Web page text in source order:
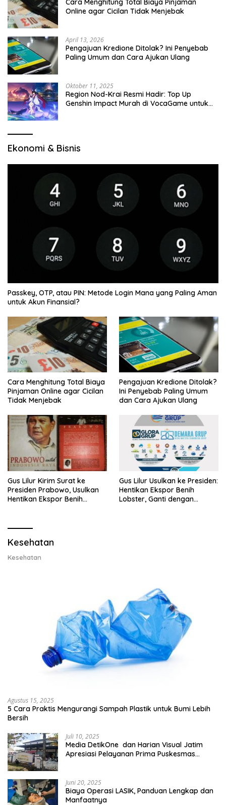
Cara Menghitung Total Biaya Pinjaman
Online agar Cicilan Tidak Menjebak
April 13, 2026
Pengajuan Kredione Ditolak? Ini Penyebab
Paling Umum dan Cara Ajukan Ulang
Oktober 11, 2025
Region Nod-Krai Resmi Hadir: Top Up
Genshin Impact Murah di VocaGame untuk
Ekonomi & Bisnis
Passkey, OTP, atau PIN: Metode Login Mana yang Paling Aman
untuk Akun Finansial?
Cara Menghitung Total Biaya
Pinjaman Online agar Cicilan
Tidak Menjebak
Pengajuan Kredione Ditolak?
Ini Penyebab Paling Umum
dan Cara Ajukan Ulang
Gus Lilur Kirim Surat ke
Presiden Prabowo, Usulkan
Hentikan Ekspor Benih
Gus Lilur Usulkan ke Presiden:
Hentikan Ekspor Benih
Lobster, Ganti dengan
Kesehatan
Kesehatan
Agustus 15, 2025
5 Cara Praktis Mengurangi Sampah Plastik untuk Bumi Lebih
Bersih
Juli 10, 2025
Media DetikOne dan Harian Visual Jatim
Apresiasi Pelayanan Prima Puskesmas
Juni 20, 2025
Biaya Operasi LASIK, Panduan Lengkap dan
Manfaatnya